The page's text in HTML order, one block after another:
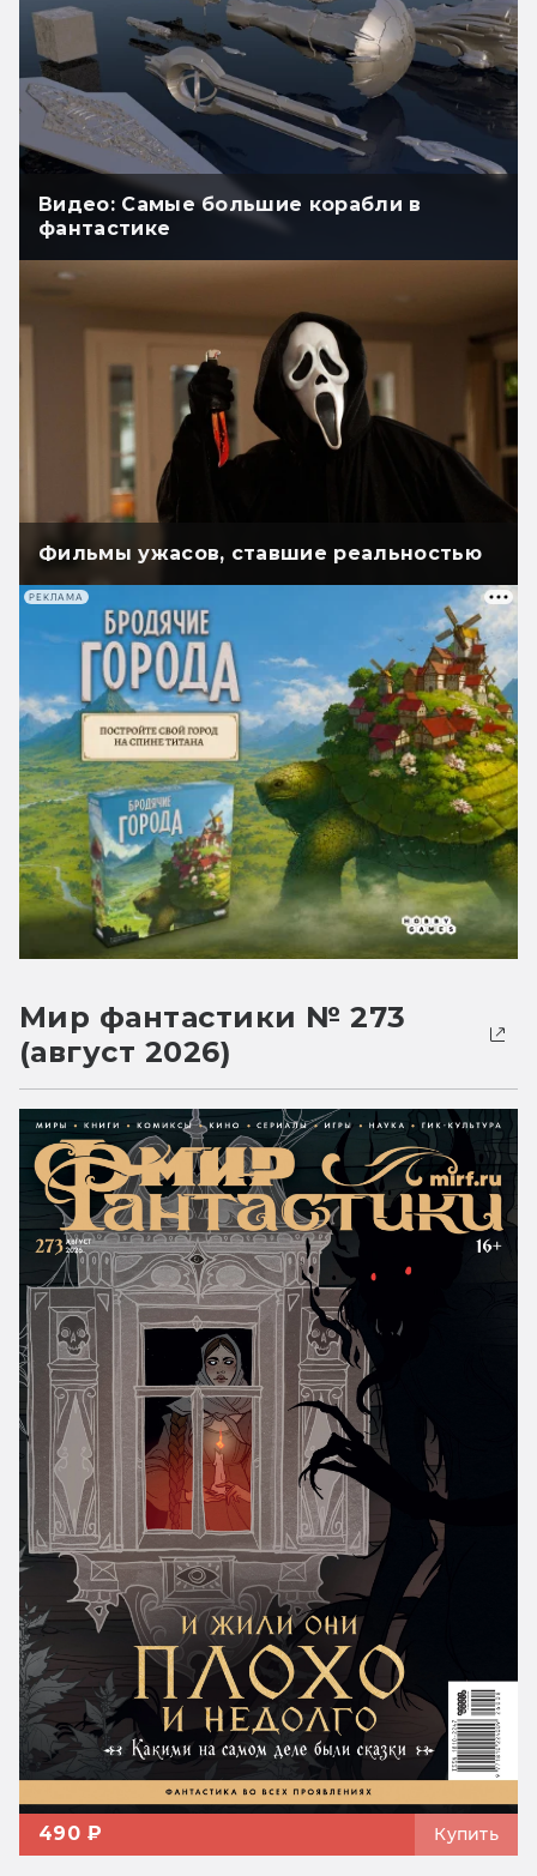
Видео: Самые большие корабли в
фантастике
Фильмы ужасов, ставшие реальностью
РЕКЛАМА
Мир фантастики № 273
(август 2026)
490 ₽ Купить